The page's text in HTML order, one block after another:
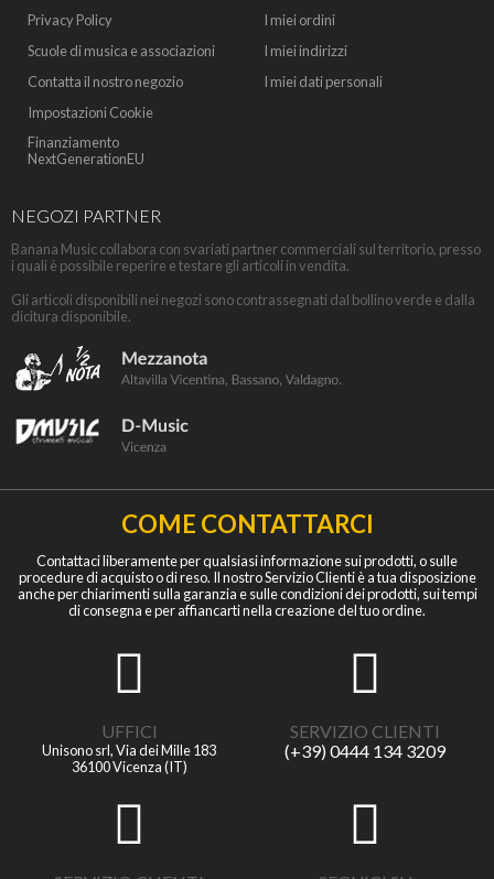
Privacy Policy
Scuole di musica e associazioni
Contatta il nostro negozio
Impostazioni Cookie
Finanziamento
NextGenerationEU
I miei ordini
I miei indirizzi
I miei dati personali
NEGOZI PARTNER
Banana Music collabora con svariati partner commerciali sul territorio, presso
i quali è possibile reperire e testare gli articoli in vendita.
Gli articoli disponibili nei negozi sono contrassegnati dal bollino verde e dalla
dicitura disponibile.
COME CONTATTARCI
Contattaci liberamente per qualsiasi informazione sui prodotti, o sulle
procedure di acquisto o di reso. Il nostro Servizio Clienti è a tua disposizione
anche per chiarimenti sulla garanzia e sulle condizioni dei prodotti, sui tempi
di consegna e per affiancarti nella creazione del tuo ordine.
UFFICI
Unisono srl, Via dei Mille 183
36100 Vicenza (IT)
SERVIZIO CLIENTI
(+39) 0444 134 3209